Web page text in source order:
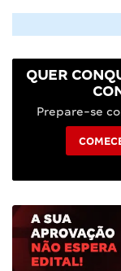
QUER
Prepare-se